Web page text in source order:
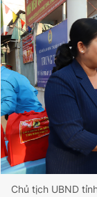
Tổng thư ký tòa
Giấy phép xuất
© 2003-2026 Bản
chép dưới mọi
bản. Phát triển
Chủ tịch UBND